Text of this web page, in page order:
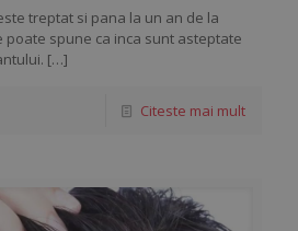
treptat si pana la un an de la
spune ca inca sunt asteptate
[…]
Citeste mai mult